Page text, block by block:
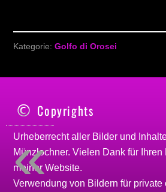
Kategorie:Golfo di Orosei
Copyrights
Urheberrecht aller Bilder und
Münzlochner. Vielen Dank für Ihren
meinerWebsite.
Verwendung von Bildern für private
«